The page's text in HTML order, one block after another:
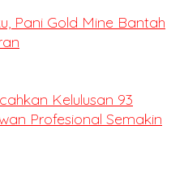
Pani Gold Mine Bantah
Kelulusan 93
Profesional Semakin